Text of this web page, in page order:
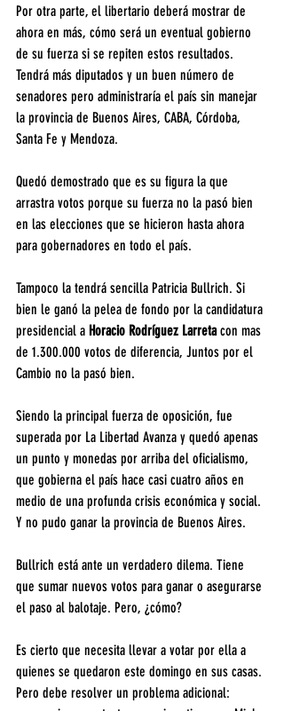
Por otra parte, el libertario deberá mostrar de
ahora en más, cómo será un eventual gobierno
de su fuerza si se repiten estos resultados.
Tendrá más diputados y un buen número de
senadores pero administraría el país sin manejar
la provincia de Buenos Aires, CABA, Córdoba,
Santa Fe y Mendoza.
Quedó demostrado que es su figura la que
arrastra votos porque su fuerza no la pasó bien
en las elecciones que se hicieron hasta ahora
para gobernadores en todo el país.
Tampoco la tendrá sencilla Patricia Bullrich. Si
bien le ganó la pelea de fondo por la candidatura
presidencial a Horacio Rodríguez Larreta con mas
de 1.300.000 votos de diferencia, Juntos por el
Cambio no la pasó bien.
Siendo la principal fuerza de oposición, fue
superada por La Libertad Avanza y quedó apenas
un punto y monedas por arriba del oficialismo,
que gobierna el país hace casi cuatro años en
medio de una profunda crisis económica y social.
Y no pudo ganar la provincia de Buenos Aires.
Bullrich está ante un verdadero dilema. Tiene
que sumar nuevos votos para ganar o asegurarse
el paso al balotaje. Pero, ¿cómo?
Es cierto que necesita llevar a votar por ella a
quienes se quedaron este domingo en sus casas.
Pero debe resolver un problema adicional: